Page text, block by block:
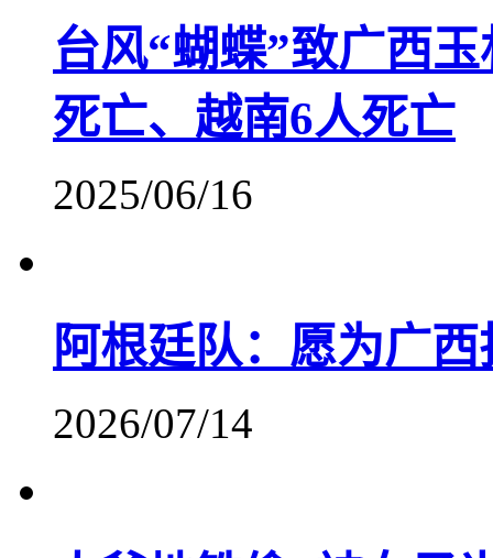
台风“蝴蝶”致广西
死亡、越南6人死亡
2025/06/16
阿根廷队：愿为广
2026/07/14